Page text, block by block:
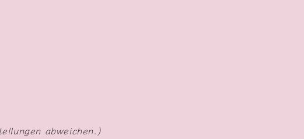
abweichen.)